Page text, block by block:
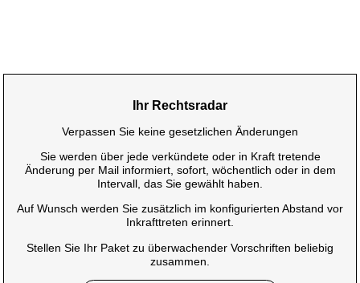
Ihr Rechtsradar
Verpassen Sie keine gesetzlichen Änderungen
Sie werden über jede verkündete oder in Kraft tretende
Änderung per Mail informiert, sofort, wöchentlich oder in dem
Intervall, das Sie gewählt haben.
Auf Wunsch werden Sie zusätzlich im konfigurierten Abstand vor
Inkrafttreten erinnert.
Stellen Sie Ihr Paket zu überwachender Vorschriften beliebig
zusammen.